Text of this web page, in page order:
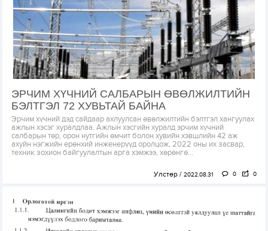
ЭРЧИМ ХҮЧНИЙ САЛБАРЫН ӨВӨЛЖИЛТИЙН
БЭЛТГЭЛ 72 ХУВЬТАЙ БАЙНА
Эрчим хүчний дэд сайдаар ахлуулсан өвөлжилтийн бэлтгэл хангуулах
ажлын хэсэг хуралдлаа. Ажлын хэсгийн хуралд эрчим хүчний
салбарын төр, орон нутгийн өмчит болон хувийн хэвшлийн 42 аж
ахуйн нэгжийн ерөнхий инженерүүд оролцож, 2022 оны их засвар,
техник зохион байгуулалтын арга хэмжээ, хөрөнгө...
Улстөр 2022.08.31 0 0